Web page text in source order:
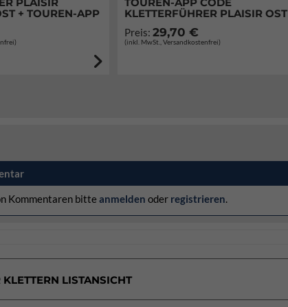
+ TOUREN-APP
KLETTERFÜHRER PLAISIR OST
Preis: 29,70 €
(inkl. MwSt., Versandkostenfrei)
Kommentaren bitte anmelden oder registrieren.
LISTANSICHT